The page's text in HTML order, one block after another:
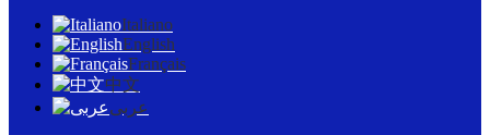
Italiano
English
Français
中文
عربى